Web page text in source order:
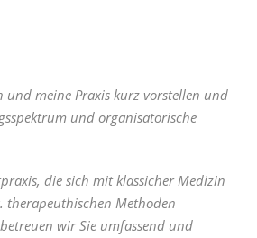
meine Praxis kurz vorstellen und
und organisatorische
die sich mit klassicher Medizin
therapeuthischen Methoden
wir Sie umfassend und